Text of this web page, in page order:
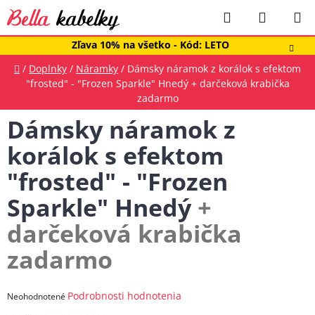
Prejsť
na
obsah
Zľava 10% na všetko - Kód: LETO
Hľadať
KOŠÍK
Domov
/ Doplnky / Náramky / Dámsky náramok z korálok s efektom
"frosted" - "Frozen Sparkle" Hnedý + darčeková krabička
zadarmo
Dámsky náramok z
korálok s efektom
"frosted" - "Frozen
Sparkle" Hnedý+
darčeková krabička
zadarmo
Priemerné
Neohodnotené Podrobnosti hodnotenia